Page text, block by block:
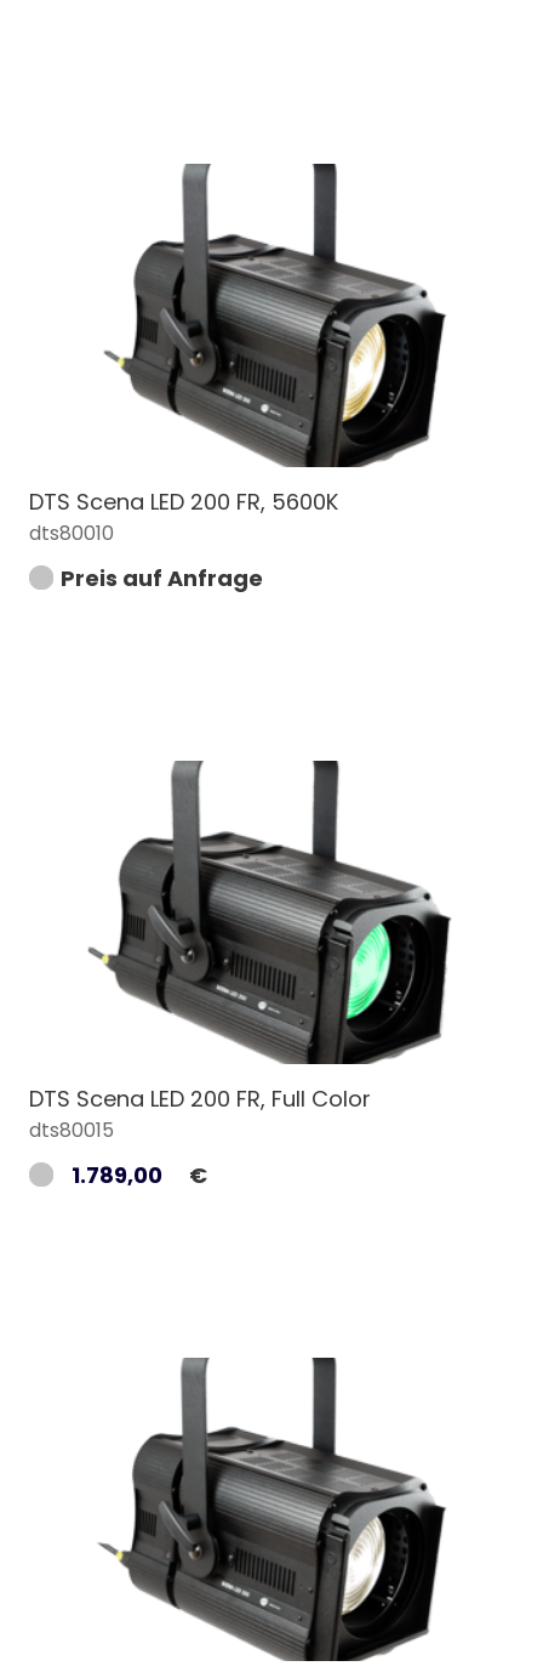
DTS Scena LED 200 FR, 5600K
dts80010
Preis auf Anfrage
DTS Scena LED 200 FR, Full Color
dts80015
1.789,00 €